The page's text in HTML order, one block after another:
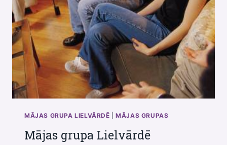
MĀJAS GRUPA LIELVĀRDĒ |MĀJAS GRUPAS
Mājas grupa Lielvārdē